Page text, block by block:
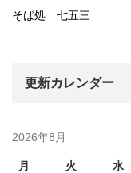
そば処 七五三
更新カレンダー
2026年8月
月 火 水